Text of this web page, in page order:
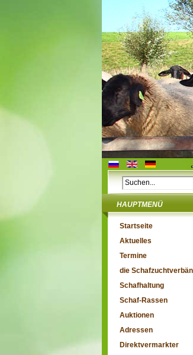
HAUPTMENÜ
Startseite
Aktuelles
Termine
die
Schafhaltung
Schaf-Rassen
Auktionen
Adressen
Direktvermarkter